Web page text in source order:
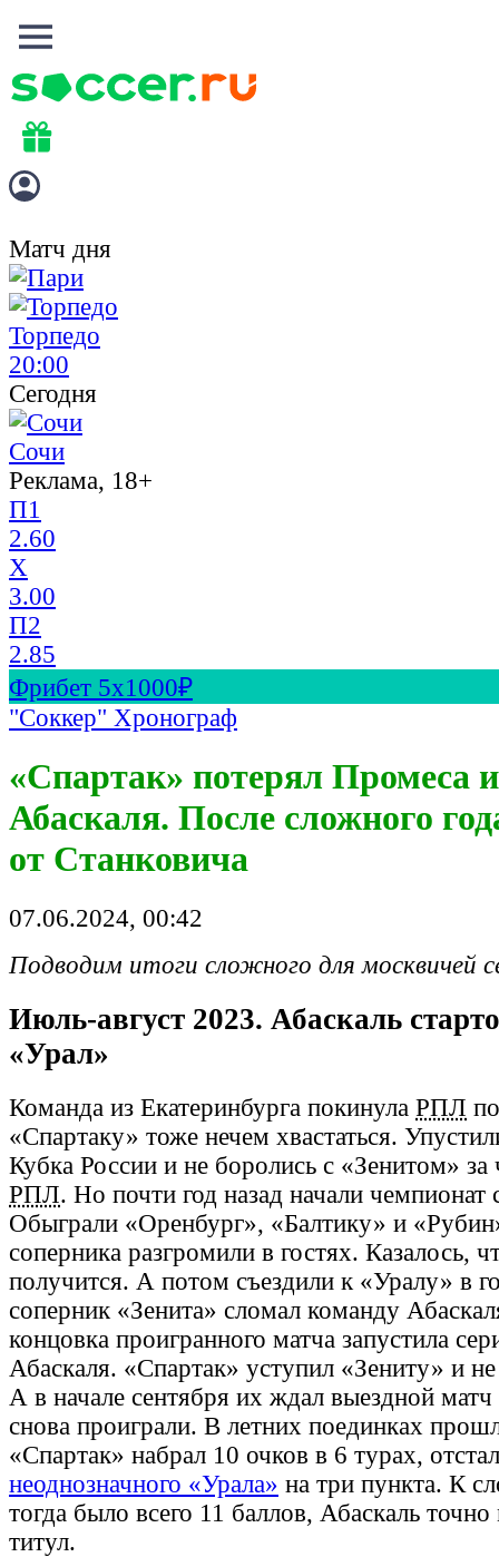
Матч дня
Торпедо
20:00
Сегодня
Сочи
Реклама, 18+
П1
2.60
X
3.00
П2
2.85
Фрибет 5х1000₽
"Соккер" Хронограф
«Спартак» потерял Промеса
Абаскаля. После сложного
от Станковича
07.06.2024, 00:42
Подводим итоги сложного для москвичей
Июль-август 2023. Абаскаль
«Урал»
Команда из Екатеринбурга покинула РПЛ
«Спартаку» тоже нечем хвастаться.
Кубка России и не боролись с «Зенитом» за
РПЛ. Но почти год назад начали чемпионат
Обыграли «Оренбург», «Балтику» и
соперника разгромили в гостях. Казалось,
получится. А потом съездили к «Уралу» в
соперник «Зенита» сломал команду
концовка проигранного матча запустила
Абаскаля. «Спартак» уступил «Зениту» и
А в начале сентября их ждал выездной
снова проиграли. В летних поединках
«Спартак» набрал 10 очков в 6 турах,
неоднозначного «Урала» на три пункта. К
тогда было всего 11 баллов, Абаскаль точно
титул.